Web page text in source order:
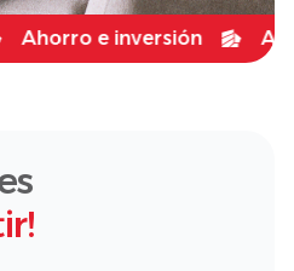
e inversión